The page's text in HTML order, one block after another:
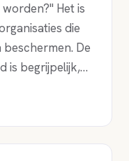
Het is
die
De
is begrijpelijk,…